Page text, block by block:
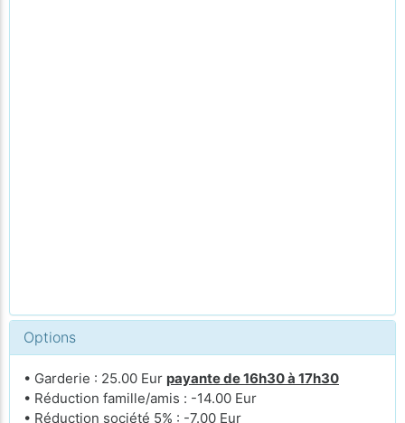
Options
• Garderie : 25.00 Eur payante de 16h30 à 17h30
• Réduction famille/amis : -14.00 Eur
• Réduction société 5% : -7.00 Eur